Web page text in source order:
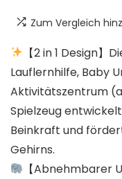
Zum Vergleich
【2 in 1 Design】
Lauflernhilfe, Baby
Aktivitätszentrum
Spielzeug
Beinkraft und
Gehirns.
【Abnehmbarer